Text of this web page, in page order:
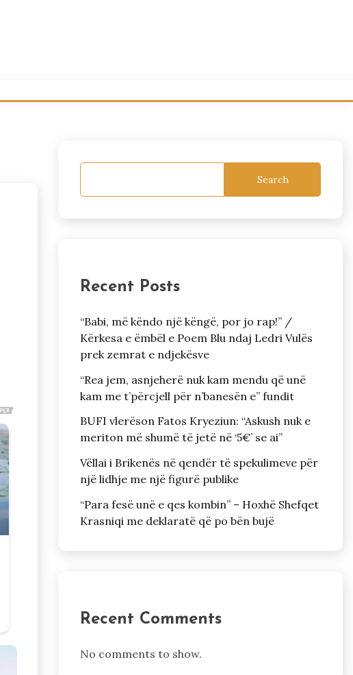
Search
Recent Posts
“Babi, më këndo një këngë, por jo rap!” /
Kërkesa e ëmbël e Poem Blu ndaj Ledri Vulës
prek zemrat e ndjekësve
“Rea jem, asnjeherë nuk kam mendu që unë
kam me t’përcjell për n’banesën e” fundit
BUFI vlerëson Fatos Kryeziun: “Askush nuk e
meriton më shumë të jetë në ‘5€’ se ai”
Vëllai i Brikenës në qendër të spekulimeve për
një lidhje me një figurë publike
“Para fesë unë e qes kombin” – Hoxhë Shefqet
Krasniqi me deklaratë që po bën bujë
Recent Comments
No comments to show.